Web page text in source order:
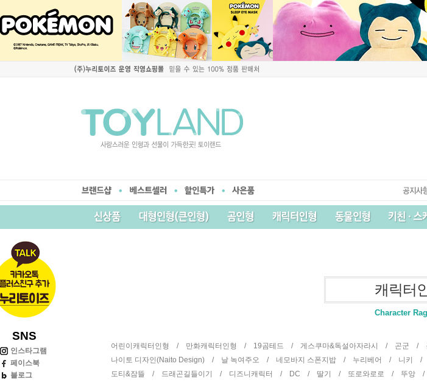
SNS
인스타그램
페이스북
블로그
캐릭터
Character Rag
어린이캐릭터인형 / 만화캐릭터인형 / 19곰테드 / 게스쿠마&독설아자라시 / 곤군 /
나이토 디자인(Naito Design) / 날 녹여주오 / 네모바지 스폰지밥 / 누리베어 / 니키 /
도티&잠뜰 / 드래곤길들이기 / 디즈니캐릭터 / DC / 딸기 / 또로와로로 / 뚜앙 /